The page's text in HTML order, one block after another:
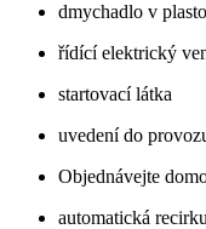
dmychadlo v
řídící elektrický
startovací látka
uvedení do
Objednávejte
automatická